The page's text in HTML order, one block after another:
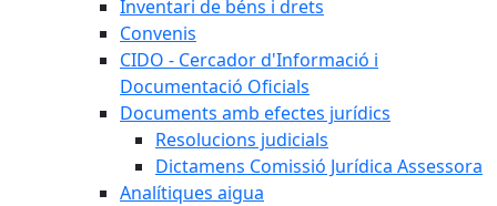
Inventari de béns i drets
Convenis
CIDO - Cercador d'Informació i
Documentació Oficials
Documents amb efectes jurídics
Resolucions judicials
Dictamens Comissió Jurídica Assessora
Analítiques aigua